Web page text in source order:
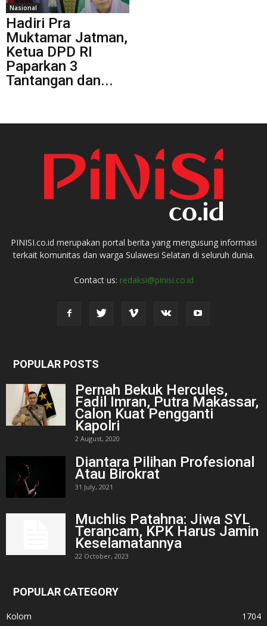
Nasional
Hadiri Pra
Muktamar Jatman,
Ketua DPD RI
Paparkan 3
Tantangan dan...
PINISI.co.id merupakan portal berita yang mengusung informasi
terkait komunitas dan warga Sulawesi Selatan di seluruh dunia.
Contact us: redaksi@pinisi.co.id
POPULAR POSTS
Pernah Bekuk Hercules,
Fadil Imran, Putra Makassar,
Calon Kuat Pengganti
Kapolri
2 August, 2020
Diantara Pilihan Profesional
Atau Birokrat
31 July, 2021
Muchlis Patahna: Jiwa SYL
Terancam, KPK Harus Jamin
Keselamatannya
22 October, 2023
POPULAR CATEGORY
Kolom 1704